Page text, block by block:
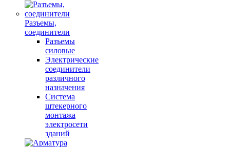
Разъемы,
соединители
Разъемы
силовые
Электрические
соединители
различного
назначения
Система
штекерного
монтажа
электросети
зданий